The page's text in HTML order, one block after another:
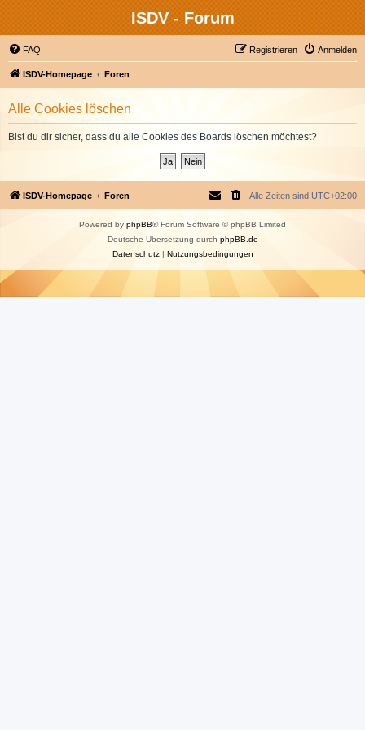
ISDV - Forum
FAQ Anmelden
Registrieren
ISDV-Homepage Foren
Alle Cookies löschen
Bist du dir sicher, dass du alle Cookies des Boards löschen möchtest?
ISDV-Homepage Foren Alle Zeiten sind UTC+02:00
Powered by phpBB® Forum Software © phpBB Limited
Deutsche Übersetzung durch phpBB.de
Datenschutz| Nutzungsbedingungen